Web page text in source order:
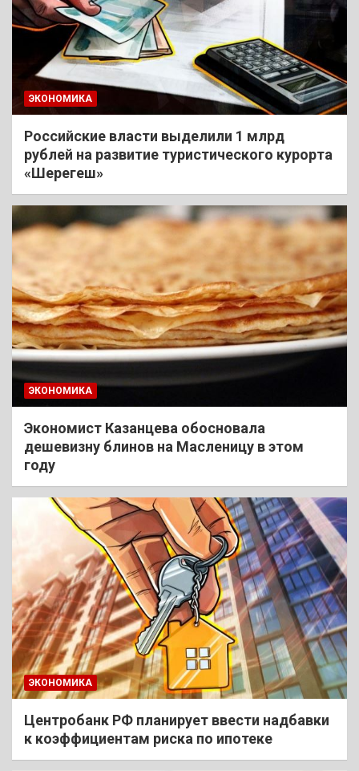
ЭКОНОМИКА
Российские власти выделили 1 млрд
рублей на развитие туристического курорта
«Шерегеш»
ЭКОНОМИКА
Экономист Казанцева обосновала
дешевизну блинов на Масленицу в этом
году
ЭКОНОМИКА
Центробанк РФ планирует ввести надбавки
к коэффициентам риска по ипотеке